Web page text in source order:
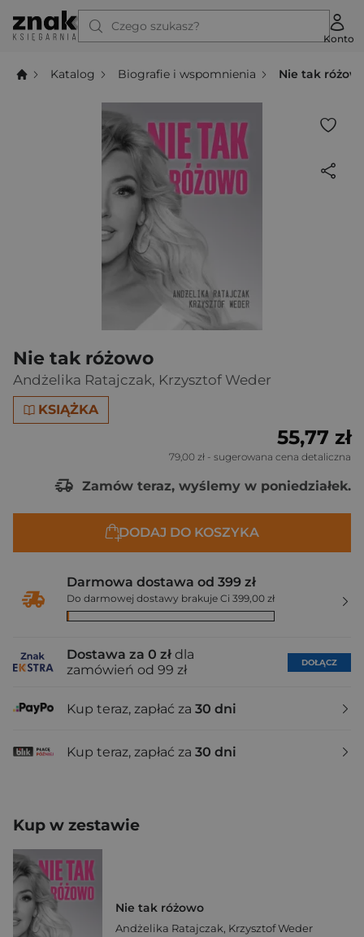
Czego szukasz?
Konto
Katalog Biografie i wspomnienia Nie tak
Nie tak różowo
Andżelika Ratajczak, Krzysztof Weder
KSIĄŻKA
55,77 zł
79,00 zł - sugerowana cena detaliczna
Zamów teraz, wyślemy w poniedziałek.
DODAJ DO KOSZYKA
Darmowa dostawa od 399 zł
Do darmowej dostawy brakuje Ci 399,00 zł
Dostawa za 0 zł dla
zamówień od 99 zł
DOŁĄCZ
Kup teraz, zapłać za 30 dni
Kup teraz, zapłać za 30 dni
Kup w zestawie
Nie tak różowo
Andżelika Ratajczak, Krzysztof Weder